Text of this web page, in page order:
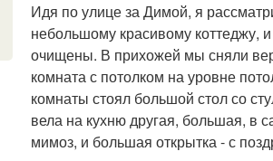
Идя по улице за Димой, я
небольшому красивому коттеджу,
очищены. В прихожей мы сняли
комната с потолком на уровне
комнаты стоял большой стол со
вела на кухню другая, большая, в
мимоз, и большая открытка - с